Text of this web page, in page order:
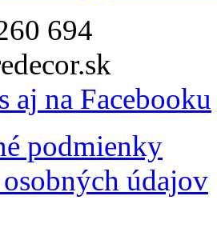
694
aj na Facebooku
podmienky
údajov